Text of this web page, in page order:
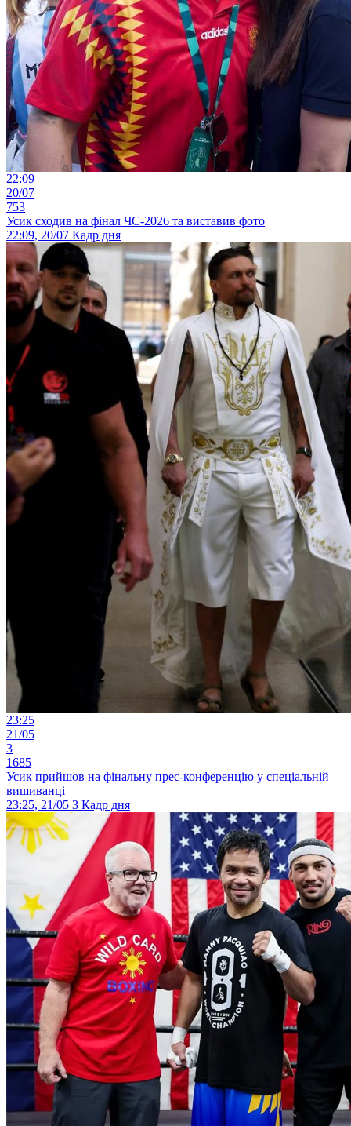
22:09
20/07
753
Усик сходив на фінал ЧС-2026 та виставив фото
22:09, 20/07 Кадр дня
23:25
21/05
3
1685
Усик прийшов на фінальну прес-конференцію у спеціальній
вишиванці
23:25, 21/05 3 Кадр дня